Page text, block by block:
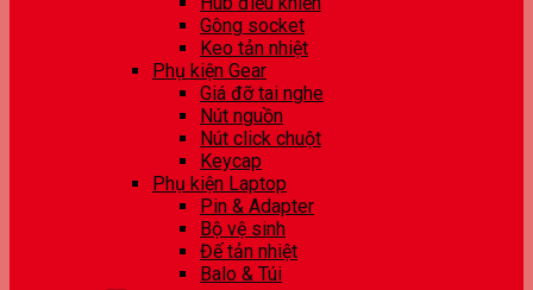
Gông socket
Keo tản nhiệt
Phụ kiện Gear
Giá đỡ tai nghe
Nút nguồn
Nút click chuột
Keycap
Phụ kiện Laptop
Pin & Adapter
Bộ vệ sinh
Đế tản nhiệt
Balo & Túi